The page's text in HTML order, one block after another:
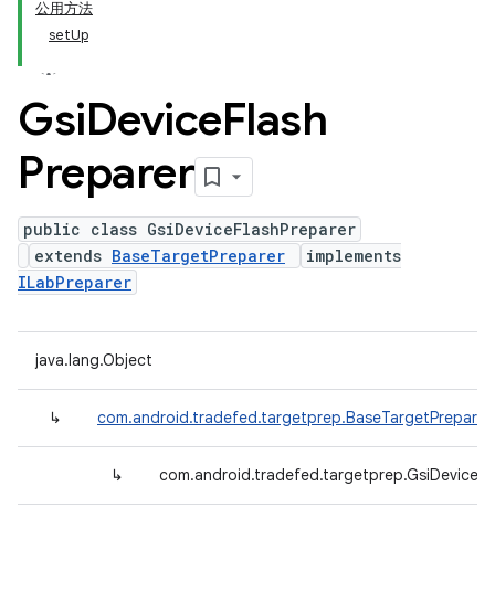
公用方法
setUp
GsiDeviceFlash
Preparer
public class GsiDeviceFlashPreparer
extends BaseTargetPreparer
implements
ILabPreparer
java.lang.Object
↳ com.android.tradefed.targetprep.BaseTargetPreparer
↳